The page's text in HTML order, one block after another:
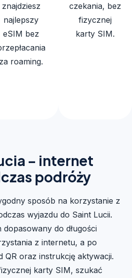
znajdziesz
najlepszy
eSIM bez
za roaming.
czekania, bez
fizycznej
karty SIM.
– internet
podróży
sposób na korzystanie z
wyjazdu do Saint Lucii.
do długości
z internetu, a po
QR oraz instrukcję aktywacji.
karty SIM, szukać